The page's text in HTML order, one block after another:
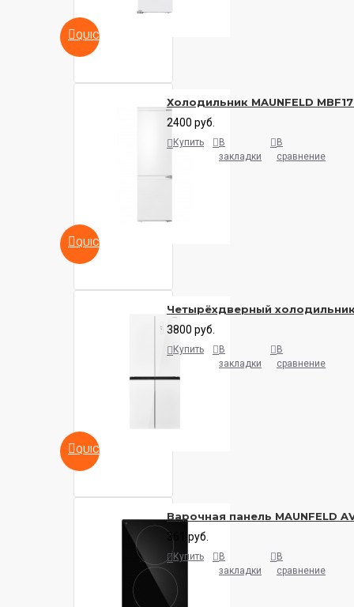
QUICKVIEW
QUICKVIEW
Холодильник MAUNFELD
2400 руб.
Купить
В
закладки
В
сравнение
QUICKVIEW
Четырёхдверный холодильник
3800 руб.
Купить
В
закладки
В
сравнение
Варочная панель MAUNFELD
361 руб.
Купить
В
закладки
В
сравнение